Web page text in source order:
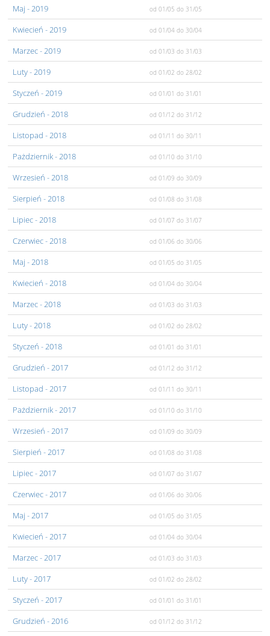
Maj - 2019 od 01/05 do 31/05
Kwiecień - 2019 od 01/04 do 30/04
Marzec- 2019 od 01/03 do 31/03
Luty- 2019 od 01/02 do 28/02
Styczeń - 2019 od 01/01 do 31/01
Grudzień - 2018 od 01/12 do 31/12
Listopad - 2018 od 01/11 do 30/11
Pażdziernik- 2018 od 01/10 do 31/10
Wrzesień - 2018 od 01/09 do 30/09
Sierpień - 2018 od 01/08 do 31/08
Lipiec- 2018 od 01/07 do 31/07
Czerwiec- 2018 od 01/06 do 30/06
Maj - 2018 od 01/05 do 31/05
Kwiecień - 2018 od 01/04 do 30/04
Marzec- 2018 od 01/03 do 31/03
Luty- 2018 od 01/02 do 28/02
Styczeń - 2018 od 01/01 do 31/01
Grudzień - 2017 od 01/12 do 31/12
Listopad - 2017 od 01/11 do 30/11
Pażdziernik- 2017 od 01/10 do 31/10
Wrzesień - 2017 od 01/09 do 30/09
Sierpień - 2017 od 01/08 do 31/08
Lipiec- 2017 od 01/07 do 31/07
Czerwiec- 2017 od 01/06 do 30/06
Maj - 2017 od 01/05 do 31/05
Kwiecień - 2017 od 01/04 do 30/04
Marzec- 2017 od 01/03 do 31/03
Luty- 2017 od 01/02 do 28/02
Styczeń - 2017 od 01/01 do 31/01
Grudzień - 2016 od 01/12 do 31/12